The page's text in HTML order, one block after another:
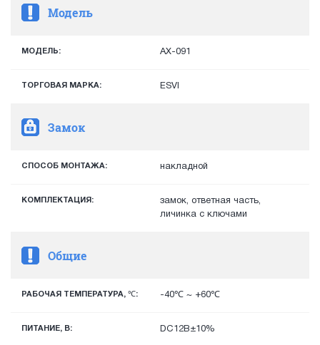
Модель
МОДЕЛЬ: AX-091
ТОРГОВАЯ МАРКА: ESVI
Замок
СПОСОБ МОНТАЖА: накладной
КОМПЛЕКТАЦИЯ:
замок, ответная часть,
личинка с ключами
Общие
РАБОЧАЯ ТЕМПЕРАТУРА, ℃: -40℃ ~ +60℃
ПИТАНИЕ, В: DC12В±10%